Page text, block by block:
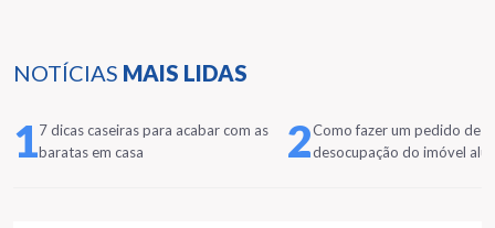
NOTÍCIAS MAIS LIDAS
17 dicas caseiras para acabar com as
baratas em casa
2Como fazer um pedido de
desocupação do imóvel